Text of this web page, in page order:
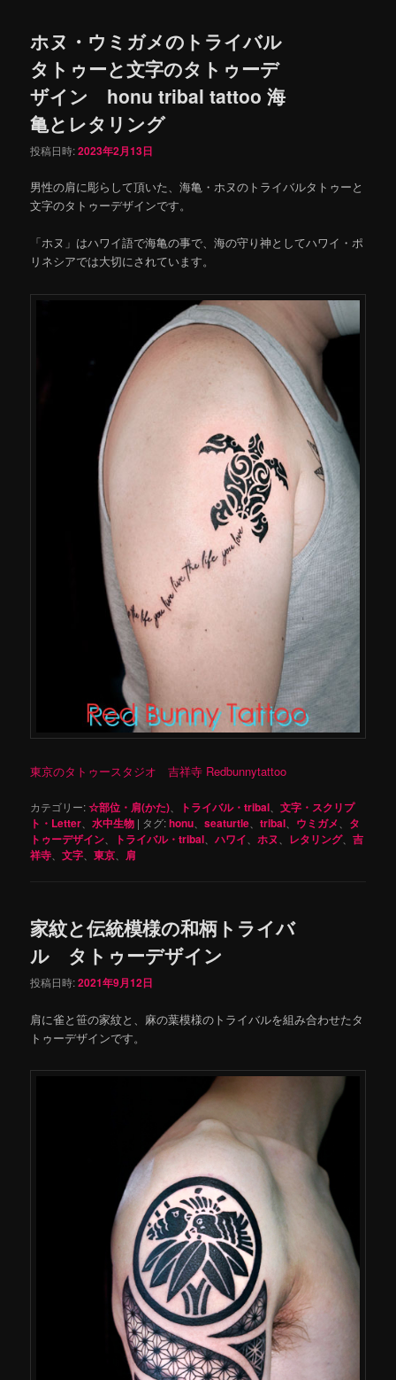
ホヌ・ウミガメのトライバル
タトゥーと文字のタトゥーデ
ザイン honu tribal tattoo 海
亀とレタリング
投稿日時:2023年2月13日
男性の肩に彫らして頂いた、海亀・ホヌのトライバルタトゥーと
文字のタトゥーデザインです。
「ホヌ」はハワイ語で海亀の事で、海の守り神としてハワイ・ポ
リネシアでは大切にされています。
東京のタトゥースタジオ 吉祥寺 Redbunnytattoo
カテゴリー:☆部位・肩(かた) トライバル・tribal 、文字・スクリプ
ト・Letter 、水中生物 | タグ:honu 、seaturtle 、tribal ウミガメ
タ
トゥーデザイン
トライバル・tribal 、ハワイ 、ホヌ レタリング、吉
祥寺 、文字 、東京 肩
家紋と伝統模様の和柄トライバ
ル タトゥーデザイン
投稿日時:2021年9月12日
肩に雀と笹の家紋と、麻の葉模様のトライバルを組み合わせたタ
トゥーデザインです。